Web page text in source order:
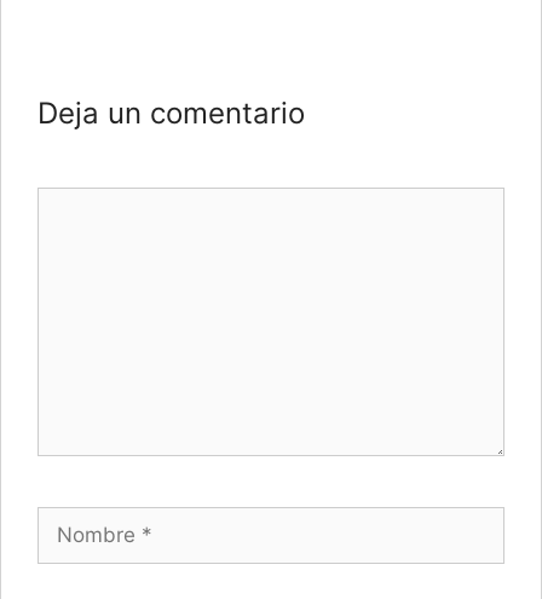
Deja un comentario